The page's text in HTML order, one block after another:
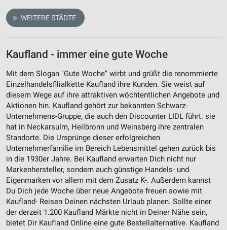
WEITERE STÄDTE
Kaufland - immer eine gute Woche
Mit dem Slogan "Gute Woche" wirbt und grüßt die renommierte
Einzelhandelsfilialkette Kaufland ihre Kunden. Sie weist auf
diesem Wege auf ihre attraktiven wöchtentlichen Angebote und
Aktionen hin. Kaufland gehört zur bekannten Schwarz-
Unternehmens-Gruppe, die auch den Discounter LIDL führt. sie
hat in Neckarsulm, Heilbronn und Weinsberg ihre zentralen
Standorte. Die Ursprünge dieser erfolgreichen
Unternehmerfamilie im Bereich Lebensmittel gehen zurück bis
in die 1930er Jahre. Bei Kaufland erwarten Dich nicht nur
Markenhersteller, sondern auch günstige Handels- und
Eigenmarken vor allem mit dem Zusatz K-. Außerdem kannst
Du Dich jede Woche über neue Angebote freuen sowie mit
Kaufland- Reisen Deinen nächsten Urlaub planen. Sollte einer
der derzeit 1.200 Kaufland Märkte nicht in Deiner Nähe sein,
bietet Dir Kaufland Online eine gute Bestellalternative. Kaufland